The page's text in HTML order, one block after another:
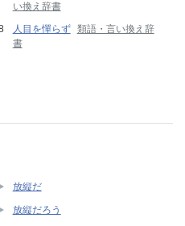
い換え辞書
人目を憚らず 類語・言い換え辞
書
放縦だ
放縦だろう